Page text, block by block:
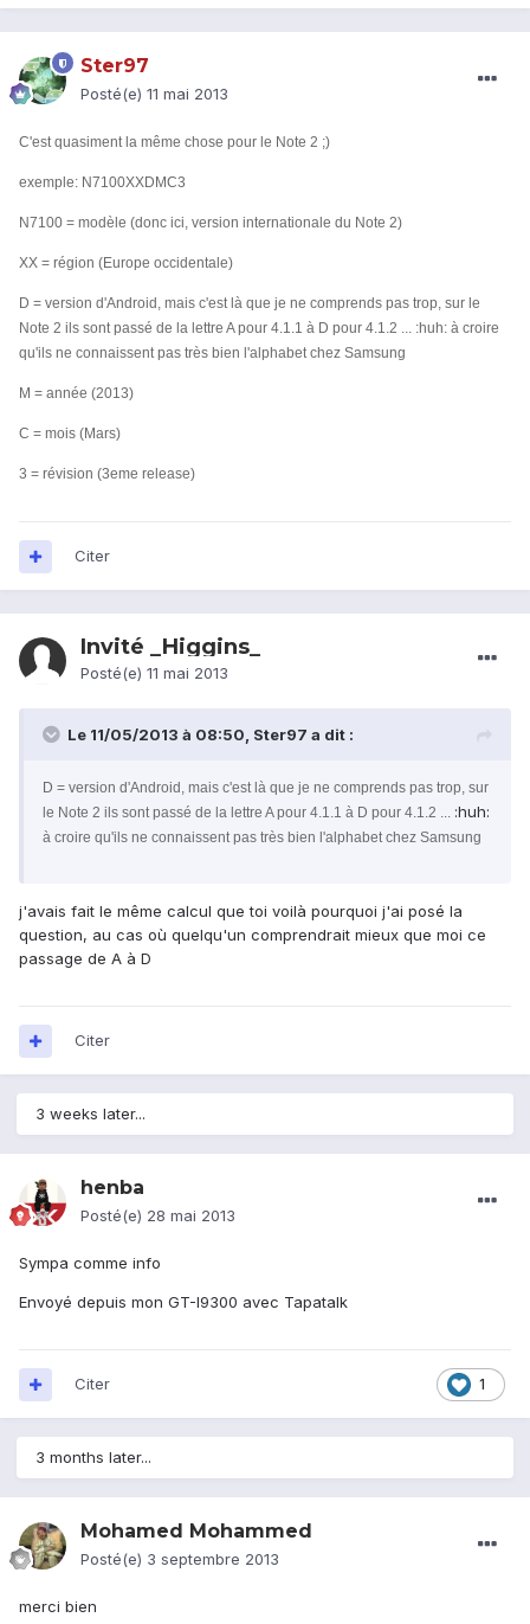
Ster97
Posté(e) 11 mai 2013
C'est quasiment la même chose pour le Note 2 ;)
exemple: N7100XXDMC3
N7100 = modèle (donc ici, version internationale du Note 2)
XX = région (Europe occidentale)
D = version d'Android, mais c'est là que je ne comprends pas trop, sur le
Note 2 ils sont passé de la lettre A pour 4.1.1 à D pour 4.1.2 ... :huh: à croire
qu'ils ne connaissent pas très bien l'alphabet chez Samsung
M = année (2013)
C = mois (Mars)
3 = révision (3eme release)
Citer
Invité _Higgins_
Posté(e) 11 mai 2013
Le 11/05/2013 à 08:50, Ster97 a dit :
D = version d'Android, mais c'est là que je ne comprends pas trop, sur
le Note 2 ils sont passé de la lettre A pour 4.1.1 à D pour 4.1.2 ... :huh:
à croire qu'ils ne connaissent pas très bien l'alphabet chez Samsung
j'avais fait le même calcul que toi voilà pourquoi j'ai posé la
question, au cas où quelqu'un comprendrait mieux que moi ce
passage de A à D
Citer
3 weeks later...
henba
Posté(e) 28 mai 2013
Sympa comme info
Envoyé depuis mon GT-I9300 avec Tapatalk
1
Citer
3 months later...
Mohamed Mohammed
Posté(e) 3 septembre 2013
merci bien